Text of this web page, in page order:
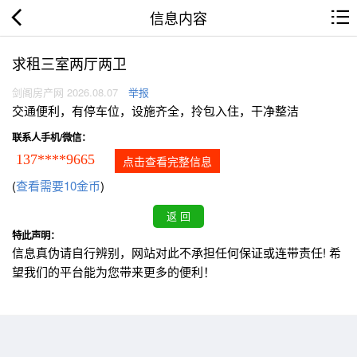
信息内容
求租三室两厅两卫
剑阁房产网 2026.08.07 举报
交通便利，有停车位，设施齐全，拎包入住，干净整洁
联系人手机/微信：
137****9665 点击查看完整信息
(查看需要10金币)
特此声明：
信息真伪请自行辨别，网站对此不承担任何保证或连带责任! 希
望我们的平台能为您带来更多的便利！